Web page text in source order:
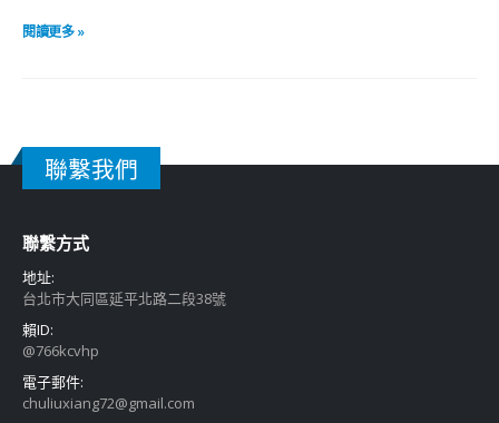
閱讀更多 »
聯繫我們
聯繫方式
地址:
台北市大同區延平北路二段38號
賴ID:
@766kcvhp
電子郵件:
chuliuxiang72@gmail.com